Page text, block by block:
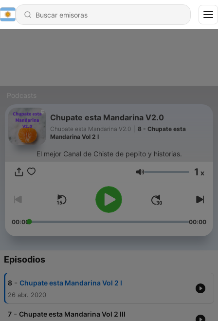
Podcasts
Chupate esta Mandarina V2.0
Chupate esta Mandarina V2.0
8 - Chupate esta
Mandarina Vol 2 I
El mejor Canal de Chiste de pepito y historias.
Volumen 1 x
00:00 00:00
Episodios
8 - Chupate esta Mandarina Vol 2 I
26 abr. 2020
7 - Chupate esta Mandarina Vol 2 III